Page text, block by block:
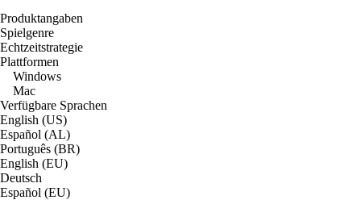
Produktangaben
Spielgenre
Echtzeitstrategie
Plattformen
Windows
Mac
Verfügbare Sprachen
English (US)
Español (AL)
Português (BR)
English (EU)
Deutsch
Español (EU)